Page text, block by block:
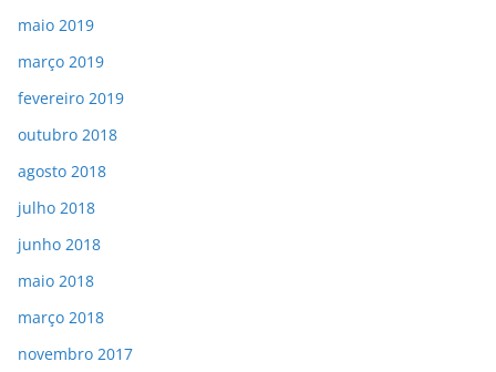
maio 2019
março 2019
fevereiro 2019
outubro 2018
agosto 2018
julho 2018
junho 2018
maio 2018
março 2018
novembro 2017